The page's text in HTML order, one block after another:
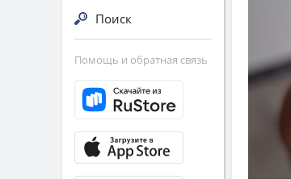
Поиск
Помощь и обратная связь